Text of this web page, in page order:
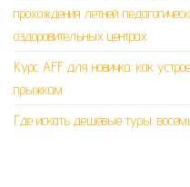
прохождения летней
оздоровительных центрах
Курс AFF для новичка: как
прыжкам
Где искать дешёвые туры: